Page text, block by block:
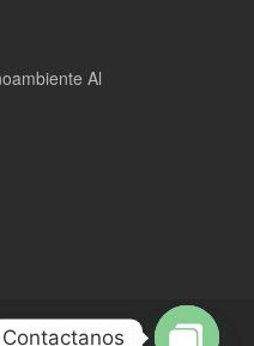
Al
reservados.
Contactanos